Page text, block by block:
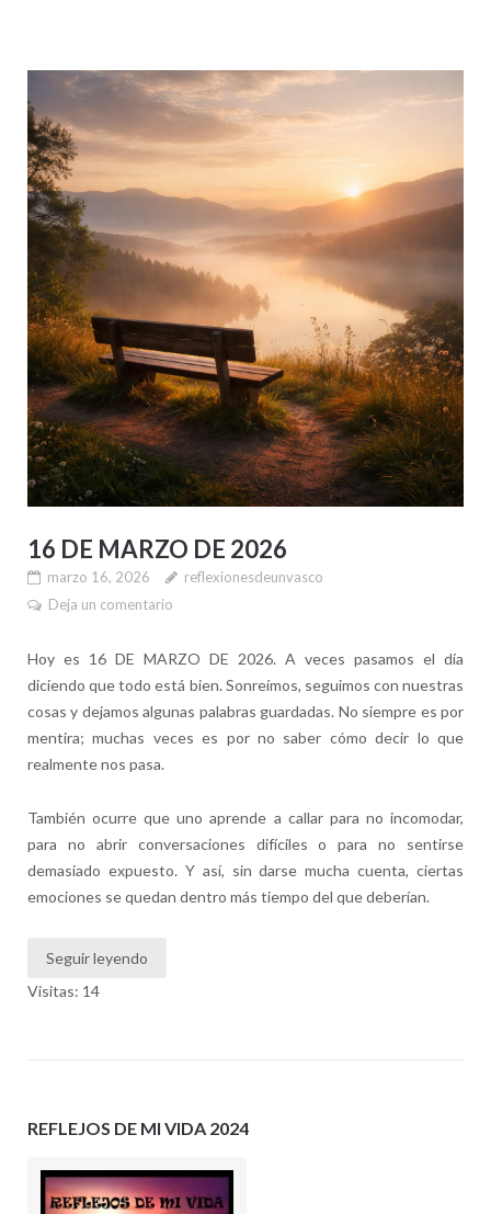
16 DE MARZO DE 2026
marzo 16, 2026
reflexionesdeunvasco
Deja un comentario
Hoy es 16 DE MARZO DE 2026. A veces pasamos el día
diciendo que todo está bien. Sonreímos, seguimos con nuestras
cosas y dejamos algunas palabras guardadas. No siempre es por
mentira; muchas veces es por no saber cómo decir lo que
realmente nos pasa.
También ocurre que uno aprende a callar para no incomodar,
para no abrir conversaciones difíciles o para no sentirse
demasiado expuesto. Y así, sin darse mucha cuenta, ciertas
emociones se quedan dentro más tiempo del que deberían.
Seguir leyendo
Visitas: 14
REFLEJOS DE MI VIDA 2024